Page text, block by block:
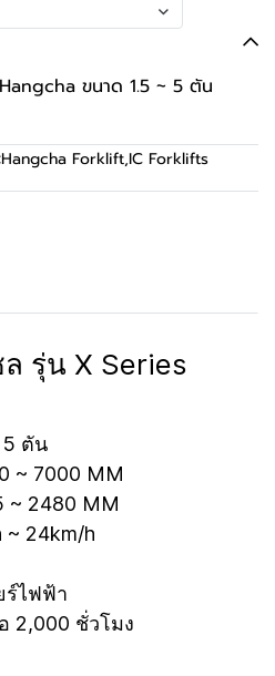
ขนาด 1.5 ~ 5 ตัน
Hangcha Forklift,IC Forklifts
รุ่น X Series
5 ตัน
~ 7000 MM
~ 2480 MM
~ 24km/h
ร์ไฟฟ้า
2,000 ชั่วโมง